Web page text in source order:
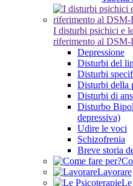
I disturbi psichici e
riferimento al DSM-
Depressione
Disturbi del
Disturbi
Disturbi della
Disturbi di
Disturbo
depressiva)
Udire le voci
Schizofrenia
Breve storia
Lavorare
Le